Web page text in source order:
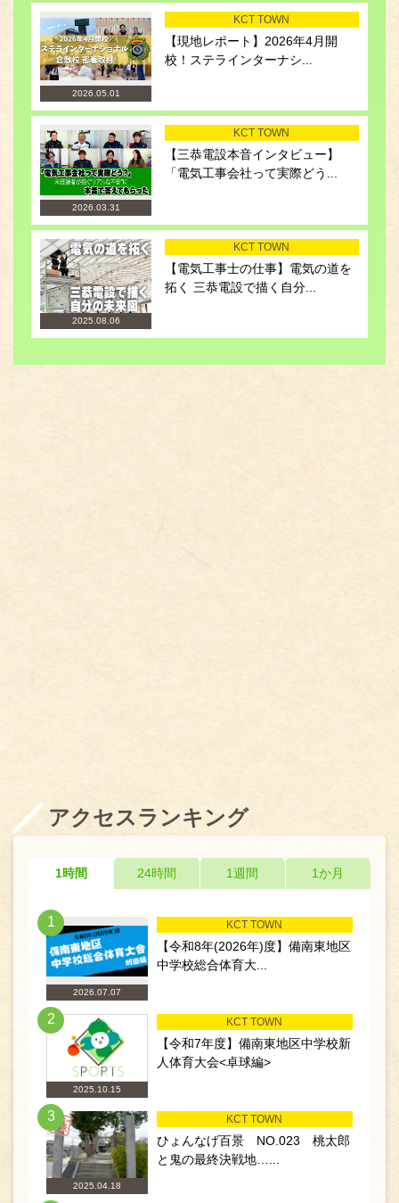
2026.05.01
KCT TOWN
【現地レポート】2026年4月開
校！ステラインターナシ...
2026.03.31
KCT TOWN
【三恭電設本音インタビュー】
「電気工事会社って実際どう...
2025.08.06
KCT TOWN
【電気工事士の仕事】電気の道を
拓く 三恭電設で描く自分...
アクセスランキング
1時間 24時間 1週間 1か月
1
2026.07.07
KCT TOWN
【令和8年(2026年)度】備南東地区
中学校総合体育大...
2
2025.10.15
KCT TOWN
【令和7年度】備南東地区中学校新
人体育大会<卓球編>
3
2025.04.18
KCT TOWN
ひょんなげ百景 NO.023 桃太郎
と鬼の最終決戦地…...